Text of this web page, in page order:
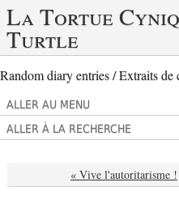
La Tortue
Turtle
Random diary entries / Extraits de
ALLER AU MENU
ALLER À LA RECHERCHE
« Vive l'autoritarisme !